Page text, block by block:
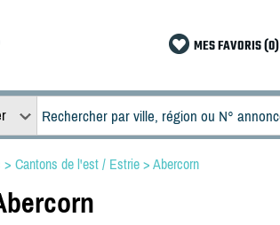
MES FAVORIS (0)
> Cantons de l'est / Estrie> Abercorn